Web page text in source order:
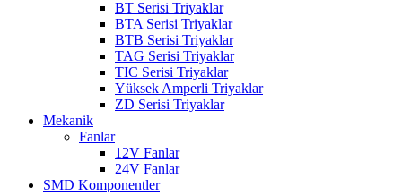
BT Serisi Triyaklar
BTA Serisi Triyaklar
BTB Serisi Triyaklar
TAG Serisi Triyaklar
TIC Serisi Triyaklar
Yüksek Amperli Triyaklar
ZD Serisi Triyaklar
Mekanik
Fanlar
12V Fanlar
24V Fanlar
SMD Komponentler